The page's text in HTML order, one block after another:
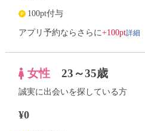
100pt付与
アプリ予約ならさらに+100pt詳細
女性 23～35歳
誠実に出会いを探している方
¥0